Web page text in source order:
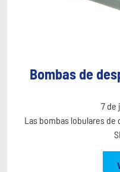
Bombas de
7 de
Las bombas lobulares de